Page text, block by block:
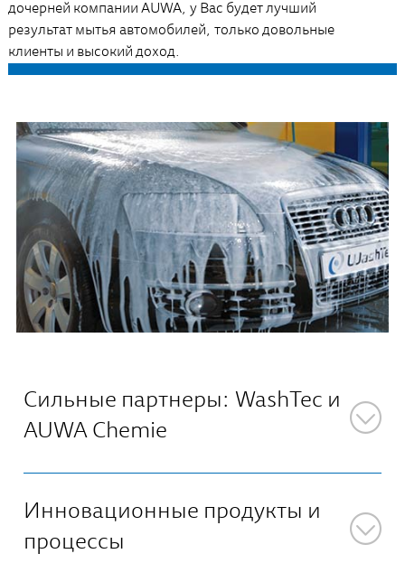
дочерней компании AUWA, у Вас будет лучший
результат мытья автомобилей, только довольные
клиенты и высокий доход.
Сильные партнеры: WashTec и
AUWA Chemie
Инновационные продукты и
процессы